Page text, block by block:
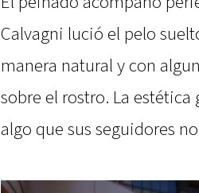
Calvagni lució el pelo
manera natural y con
sobre el rostro. La
algo que sus seguidores